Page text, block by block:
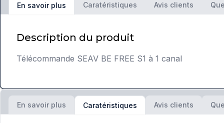
En savoir plus Caratéristiques Avis clients
Description du produit
Télécommande SEAV BE FREE S1 à 1 canal
En savoir plus Caratéristiques Avis clients